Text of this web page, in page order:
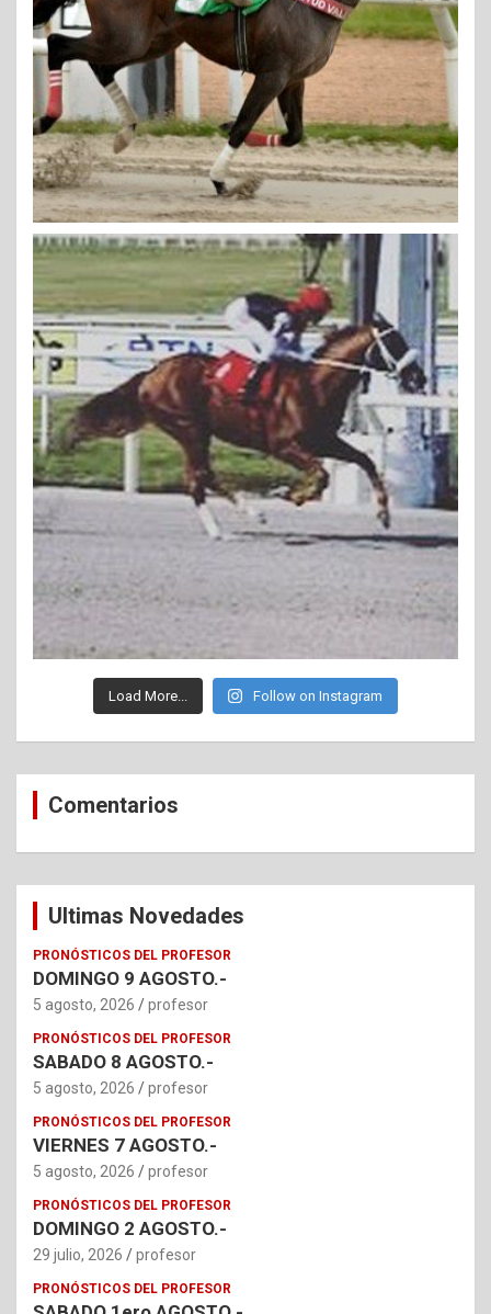
Load More... Follow on Instagram
Comentarios
Ultimas Novedades
PRONÓSTICOS DEL PROFESOR
DOMINGO 9 AGOSTO.-
5 agosto, 2026 profesor
PRONÓSTICOS DEL PROFESOR
SABADO 8 AGOSTO.-
5 agosto, 2026 profesor
PRONÓSTICOS DEL PROFESOR
VIERNES 7 AGOSTO.-
5 agosto, 2026 profesor
PRONÓSTICOS DEL PROFESOR
DOMINGO 2 AGOSTO.-
29 julio, 2026 profesor
PRONÓSTICOS DEL PROFESOR